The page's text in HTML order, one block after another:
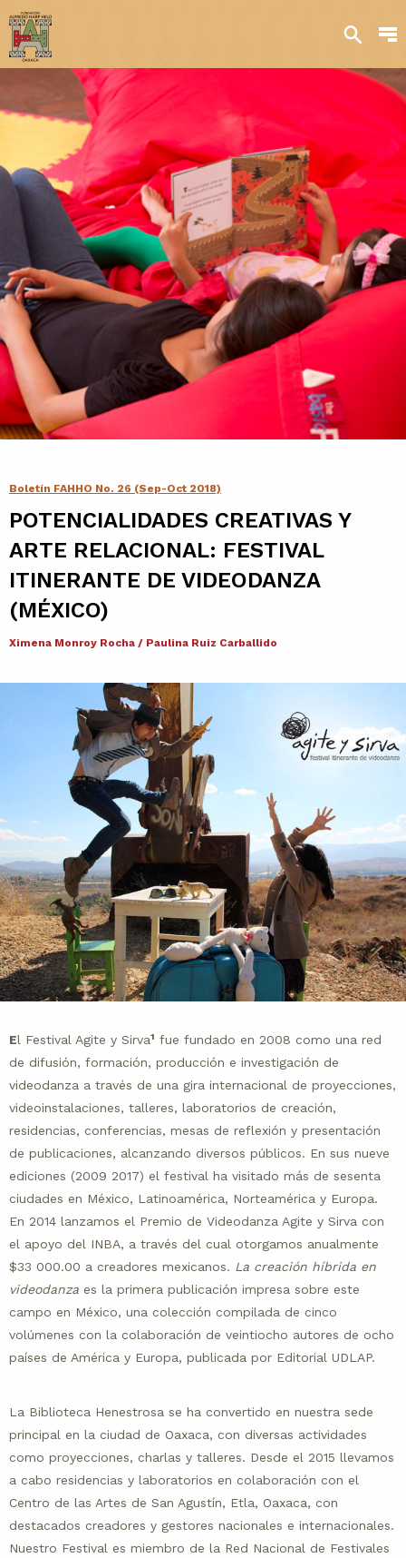
Sobre nosotros
Transparencia
Qué hacemos
Iniciativas
Acervos y
colecciones
Contacto
Agenda
Noticias
Boletín FAHHO No. 26 (Sep-Oct 2018)
POTENCIALIDADES CREATIVAS Y
ARTE RELACIONAL: FESTIVAL
ITINERANTE DE VIDEODANZA
(MÉXICO)
Ximena Monroy Rocha / Paulina Ruiz Carballido
El Festival Agite y Sirva1 fue fundado en 2008 como una red
de difusión, formación, producción e investigación de
videodanza a través de una gira internacional de proyecciones,
videoinstalaciones, talleres, laboratorios de creación,
residencias, conferencias, mesas de reflexión y presentación
de publicaciones, alcanzando diversos públicos. En sus nueve
ediciones (2009 2017) el festival ha visitado más de sesenta
ciudades en México, Latinoamérica, Norteamérica y Europa.
En 2014 lanzamos el Premio de Videodanza Agite y Sirva con
el apoyo del INBA, a través del cual otorgamos anualmente
$33 000.00 a creadores mexicanos. La creación híbrida en
videodanza es la primera publicación impresa sobre este
campo en México, una colección compilada de cinco
volúmenes con la colaboración de veintiocho autores de ocho
países de América y Europa, publicada por Editorial UDLAP.
La Biblioteca Henestrosa se ha convertido en nuestra sede
principal en la ciudad de Oaxaca, con diversas actividades
como proyecciones, charlas y talleres. Desde el 2015 llevamos
a cabo residencias y laboratorios en colaboración con el
Centro de las Artes de San Agustín, Etla, Oaxaca, con
destacados creadores y gestores nacionales e internacionales.
Nuestro Festival es miembro de la Red Nacional de Festivales